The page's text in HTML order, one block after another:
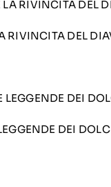
RIVINCITA DEL
DEI